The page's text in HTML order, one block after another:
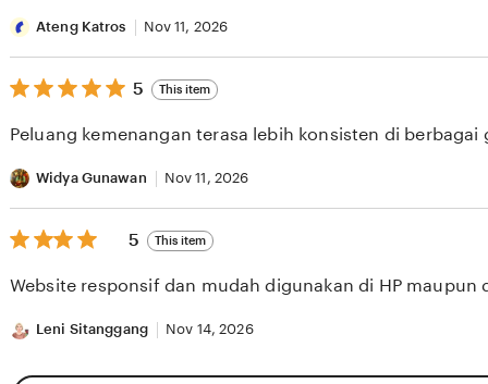
Ateng Katros Nov 11, 2026
5
out
5
5 This item
Peluang kemenangan terasa lebih konsisten di berbagai
Widya Gunawan Nov 11, 2026
5
out
5
5 This item
Website responsif dan mudah digunakan di HP maupun
Leni Sitanggang Nov 14, 2026